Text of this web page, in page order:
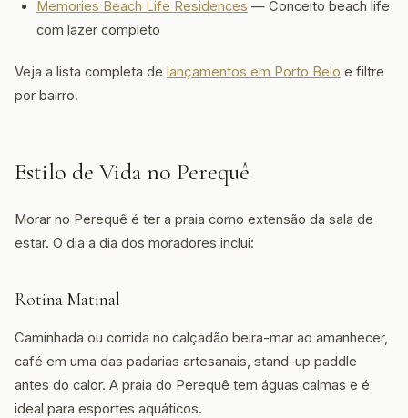
Memories Beach Life Residences — Conceito beach life
com lazer completo
Veja a lista completa de lançamentos em Porto Belo e filtre
por bairro.
Estilo de Vida no Perequê
Morar no Perequê é ter a praia como extensão da sala de
estar. O dia a dia dos moradores inclui:
Rotina Matinal
Caminhada ou corrida no calçadão beira-mar ao amanhecer,
café em uma das padarias artesanais, stand-up paddle
antes do calor. A praia do Perequê tem águas calmas e é
ideal para esportes aquáticos.